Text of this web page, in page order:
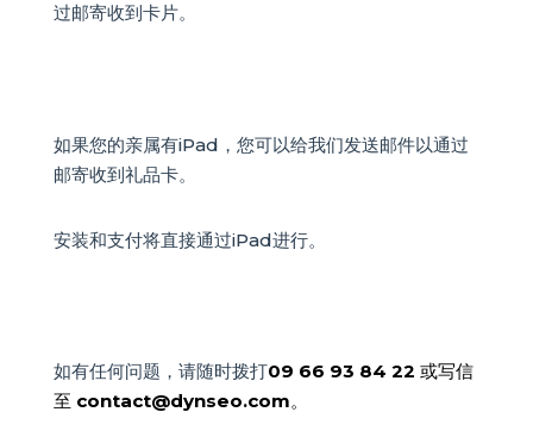
过邮寄收到卡片。
如果您的亲属有iPad，您可以给我们发送邮件以通过
邮寄收到礼品卡。
安装和支付将直接通过iPad进行。
如有任何问题，请随时拨打09 66 93 84 22 或写信
至 contact@dynseo.com。